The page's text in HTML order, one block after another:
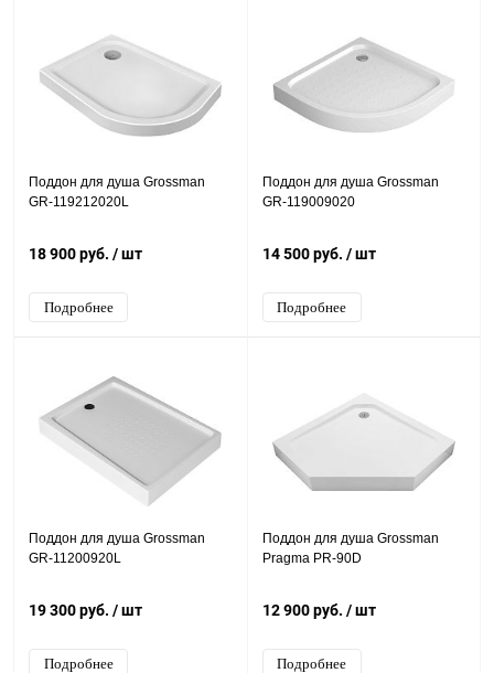
Поддон для душа Grossman
GR-119212020L
18 900 руб. / шт
Подробнее
Поддон для душа Grossman
GR-119009020
14 500 руб. / шт
Подробнее
Поддон для душа Grossman
GR-11200920L
19 300 руб. / шт
Подробнее
Поддон для душа Grossman
Pragma PR-90D
12 900 руб. / шт
Подробнее